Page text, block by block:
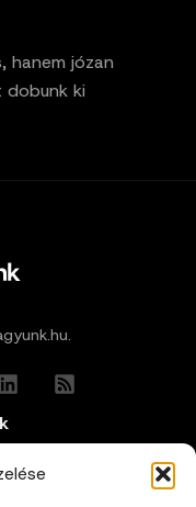
hanem józan
dobunk ki